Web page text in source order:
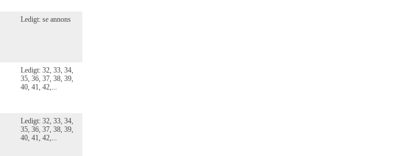
Ledigt: se annons
Ledigt: 32, 33, 34,
35, 36, 37, 38, 39,
40, 41, 42,...
Ledigt: 32, 33, 34,
35, 36, 37, 38, 39,
40, 41, 42,...